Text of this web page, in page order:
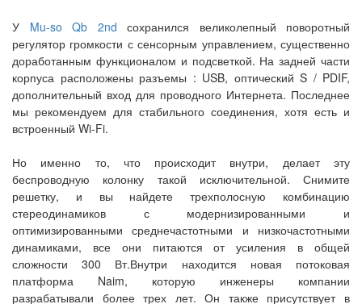
У Mu-so Qb 2nd сохранился великолепный поворотный
регулятор громкости с сенсорным управлением, существенно
доработанным функционалом и подсветкой. На задней части
корпуса расположены разъемы : USB, оптический S / PDIF,
дополнительный вход для проводного Интернета. Последнее
мы рекомендуем для стабильного соединения, хотя есть и
встроенный Wi-Fi.
Но именно то, что происходит внутри, делает эту
беспроводную колонку такой исключительной. Снимите
решетку, и вы найдете трехполосную комбинацию
стереодинамиков с модернизированными и
оптимизированными среднечастотными и низкочастотными
динамиками, все они питаются от усиления в общей
сложности 300 Вт.Внутри находится новая потоковая
платформа Naim, которую инженеры компании
разрабатывали более трех лет. Он также присутствует в